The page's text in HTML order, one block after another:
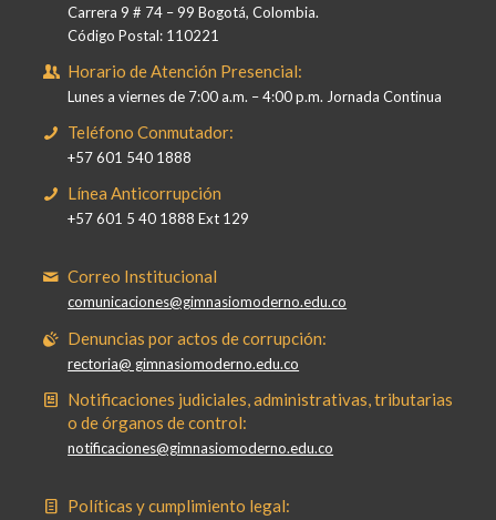
Carrera 9 # 74 – 99 Bogotá, Colombia.
Código Postal: 110221
Horario de Atención Presencial:
Lunes a viernes de 7:00 a.m. – 4:00 p.m. Jornada Continua
Teléfono Conmutador:
+57 601 540 1888
Línea Anticorrupción
+57 601 5 40 1888 Ext 129
Correo Institucional
comunicaciones@gimnasiomoderno.edu.co
Denuncias por actos de corrupción:
rectoria@ gimnasiomoderno.edu.co
Notificaciones judiciales, administrativas, tributarias
o de órganos de control:
notificaciones@gimnasiomoderno.edu.co
Políticas y cumplimiento legal: